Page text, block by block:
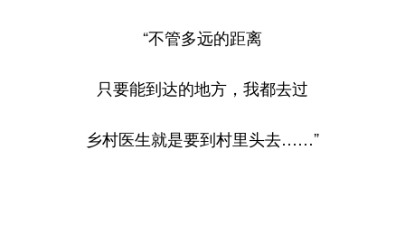
“不管多远的距离
只要能到达的地方，我都去过
乡村医生就是要到村里头去……”